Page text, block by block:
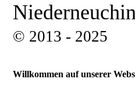
© 2013 - 2025
Willkommen auf unserer